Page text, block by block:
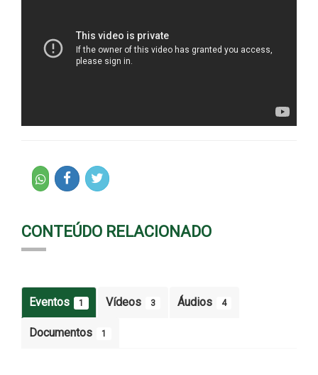
CONTEÚDO RELACIONADO
Eventos 1 Vídeos 3 Áudios 4
Documentos 1